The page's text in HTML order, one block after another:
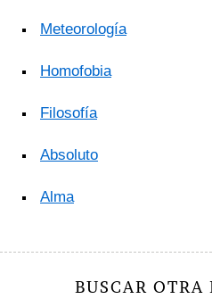
Meteorología
Homofobia
Filosofía
Absoluto
Alma
BUSCAR